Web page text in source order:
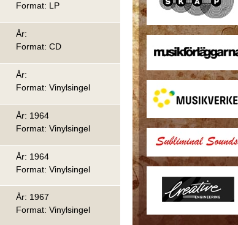
Format: LP
År:
Format: CD
År:
Format: Vinylsingel
År: 1964
Format: Vinylsingel
År: 1964
Format: Vinylsingel
År: 1967
Format: Vinylsingel